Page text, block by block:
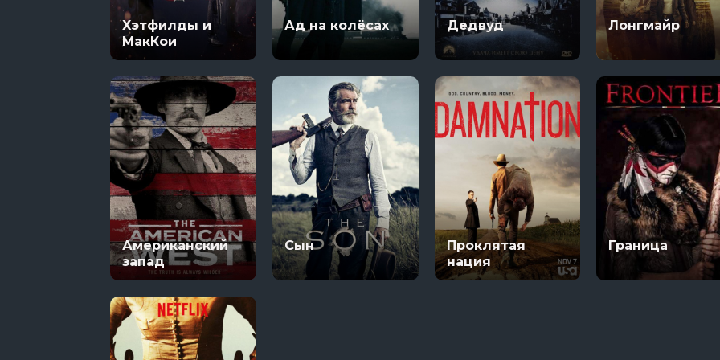
Хэтфилды и
МакКои
Ад на колёсах Дедвуд Лонгмайр
Американский
запад
Сын
Проклятая
нация
Граница
В изоляции
13 сезон 8 серяи
Темная сторона ринга
7 сезон 6 серяи
4 сезон 1 серяи
1670
3 сезон 1 серяи